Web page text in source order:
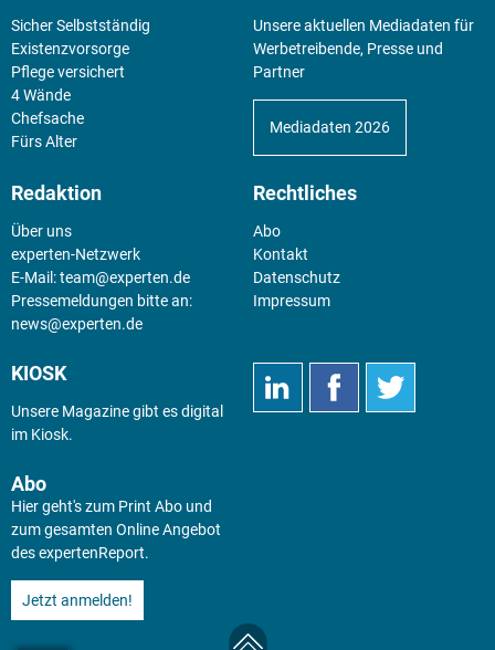
Sicher Selbstständig
Existenz­vorsorge
Pflege versichert
4 Wände
Chefsache
Fürs Alter
Unsere aktuellen Mediadaten für
Werbetreibende, Presse und
Partner
Mediadaten 2026
Redaktion
Über uns
experten-Netzwerk
E-Mail:team@experten.de
Pressemeldungen bitte an:
news@experten.de
Rechtliches
Abo
Kontakt
Datenschutz
Impressum
KIOSK
Unsere Magazine gibt es digital
im Kiosk.
Abo
Hier geht's zum Print Abo und
zum gesamten Online Angebot
des expertenReport.
Jetzt anmelden!